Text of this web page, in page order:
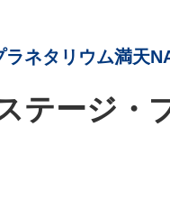
ラネタリウム満天
テージ・